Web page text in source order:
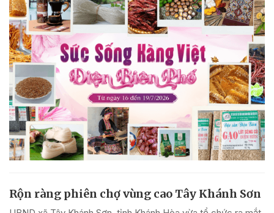
Rộn ràng phiên chợ vùng cao Tây Khánh Sơn